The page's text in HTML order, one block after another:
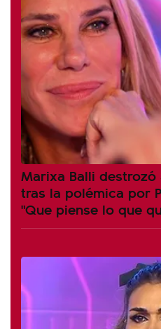
Marixa Balli destrozó
tras la polémica por
"Que piense lo que